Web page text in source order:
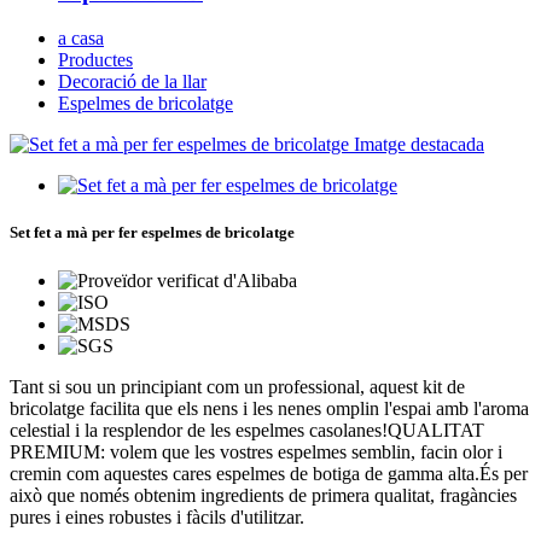
a casa
Productes
Decoració de la llar
Espelmes de bricolatge
Set fet a mà per fer espelmes de bricolatge
Tant si sou un principiant com un professional, aquest kit de
bricolatge facilita que els nens i les nenes omplin l'espai amb l'aroma
celestial i la resplendor de les espelmes casolanes!QUALITAT
PREMIUM: volem que les vostres espelmes semblin, facin olor i
cremin com aquestes cares espelmes de botiga de gamma alta.És per
això que només obtenim ingredients de primera qualitat, fragàncies
pures i eines robustes i fàcils d'utilitzar.